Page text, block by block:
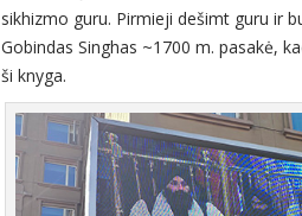
sikhizmo guru. Pirmieji dešimt guru ir
Gobindas Singhas ~1700 m. pasakė,
ši knyga.